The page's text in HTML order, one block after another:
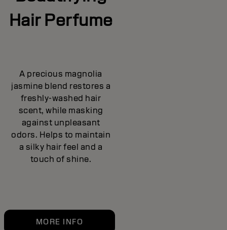
Hair Perfume
A precious magnolia
jasmine blend restores a
freshly-washed hair
scent, while masking
against unpleasant
odors. Helps to maintain
a silky hair feel and a
touch of shine.
MORE INFO